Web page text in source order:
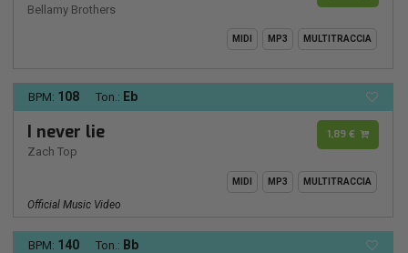
Bellamy Brothers
MIDI MP3 MULTITRACCIA
BPM: 108 Ton.: Eb
I never lie
Zach Top
1,89 €
MIDI MP3 MULTITRACCIA
Official Music Video
BPM: 140 Ton.: Bb